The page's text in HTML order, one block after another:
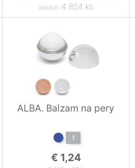
Skladom 4 854 ks
ALBA. Balzam na pery
1
€ 1,24